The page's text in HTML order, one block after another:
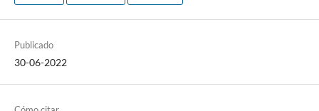
Publicado
30-06-2022